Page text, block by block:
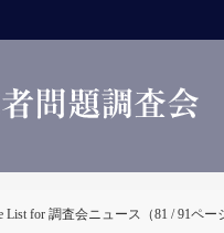
List for 調査会ニュース（81 / 91ペー